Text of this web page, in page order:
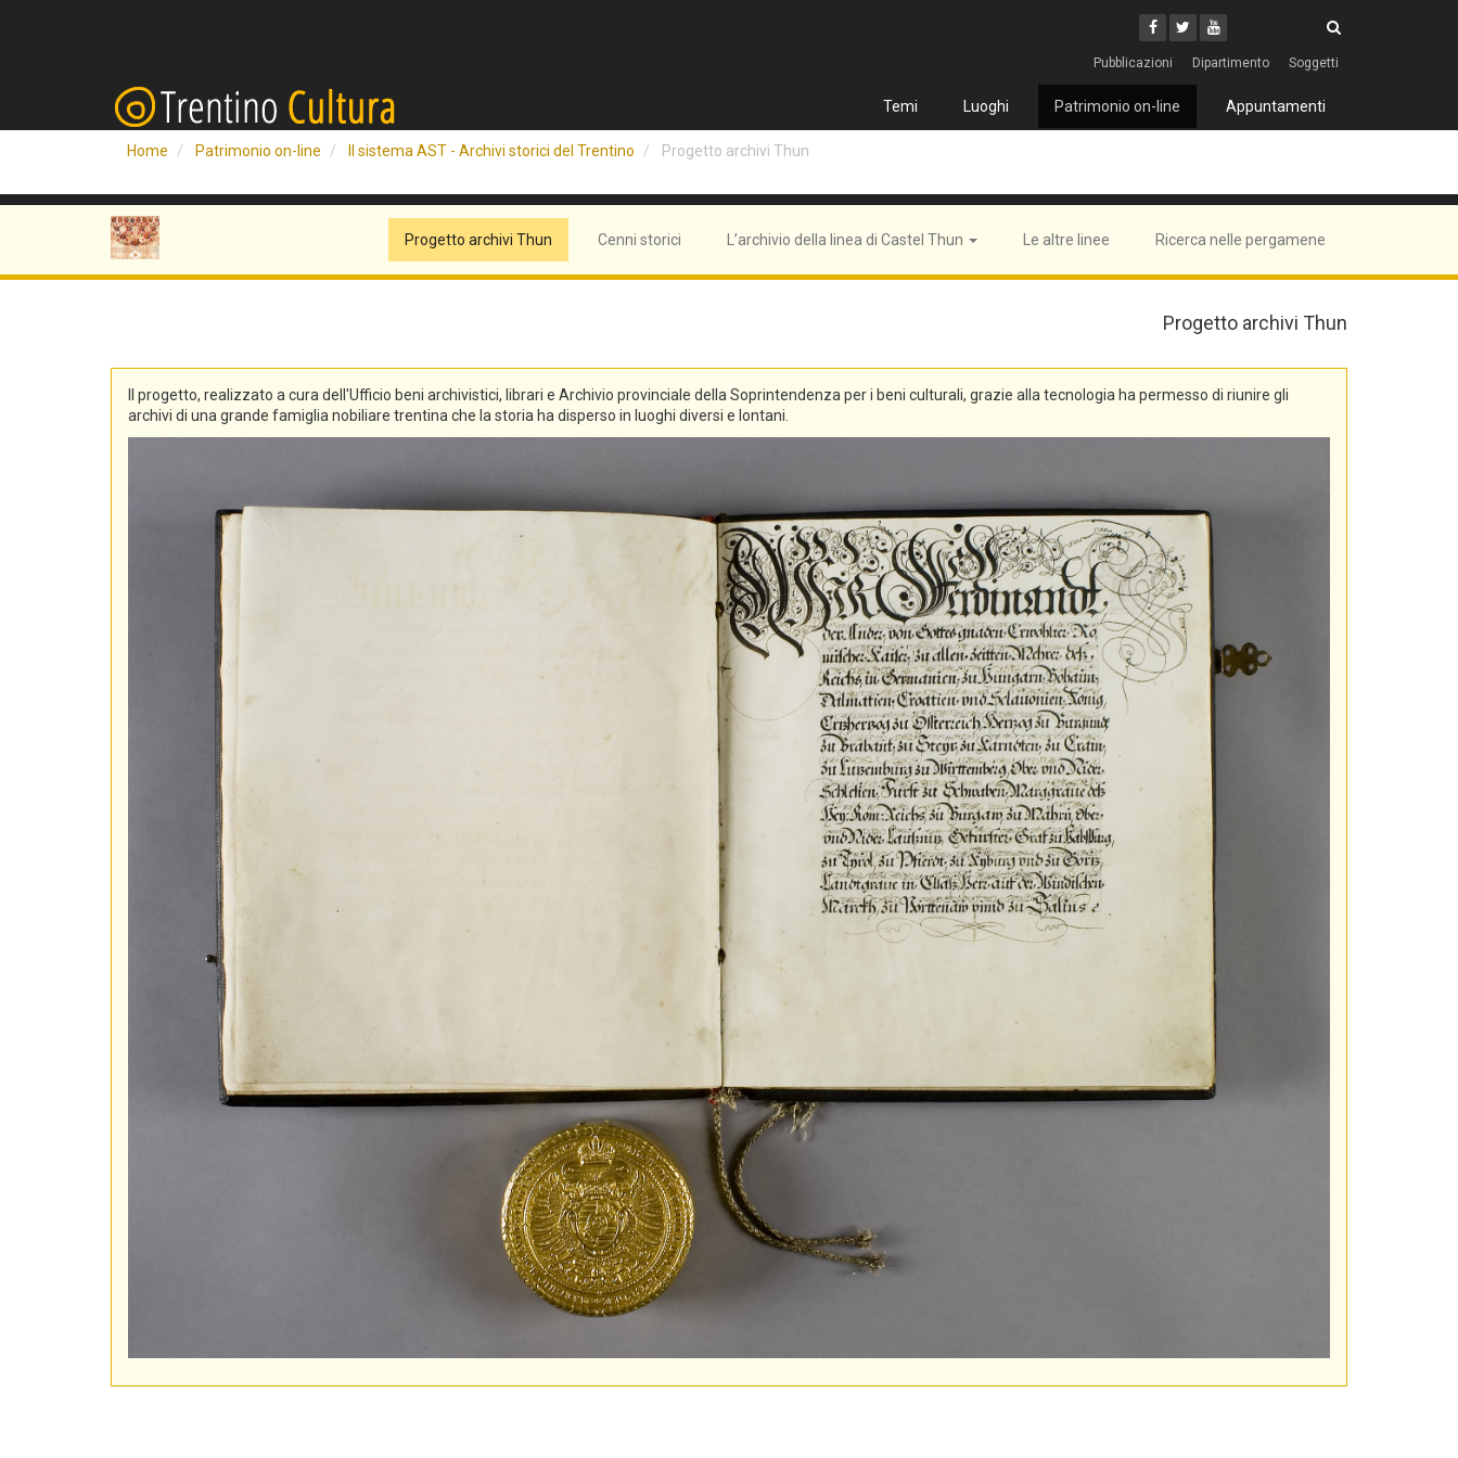
Facebook
Twitter
Youtube
Pubblicazioni Dipartimento Soggetti
Temi Luoghi Patrimonio on-line Appuntamenti
Home Patrimonio on-line Il sistema AST - Archivi storici del Trentino Progetto archivi Thun
Progetto archivi Thun Cenni storici L’archivio della linea di Castel Thun Le altre linee Ricerca nelle pergamene
Progetto archivi Thun
Il progetto, realizzato a cura dell'Ufficio beni archivistici, librari e Archivio provinciale della Soprintendenza per i beni culturali, grazie alla tecnologia ha permesso di riunire gli
archivi di una grande famiglia nobiliare trentina che la storia ha disperso in luoghi diversi e lontani.